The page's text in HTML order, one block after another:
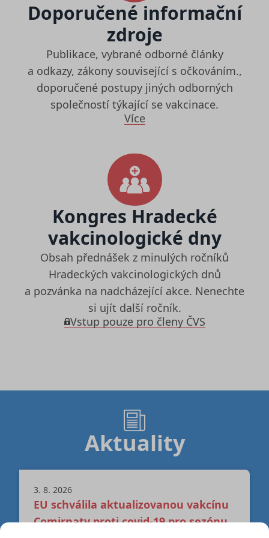
Doporučené informační
zdroje
Publikace, vybrané odborné články
a odkazy, zákony související s očkováním.,
doporučené postupy jiných odborných
společností týkající se vakcinace.
Více
Kongres Hradecké
vakcinologické dny
Obsah přednášek z minulých ročníků
Hradeckých vakcinologických dnů
a pozvánka na nadcházející akce. Nenechte
si ujít další ročník.
Vstup pouze pro členy ČVS
Aktuality
3. 8. 2026
EU schválila aktualizovanou vakcínu
Comirnaty proti covid-19 pro sezónu